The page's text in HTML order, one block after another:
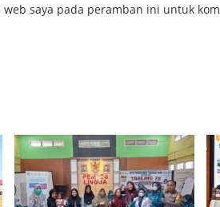
saya pada peramban ini untuk